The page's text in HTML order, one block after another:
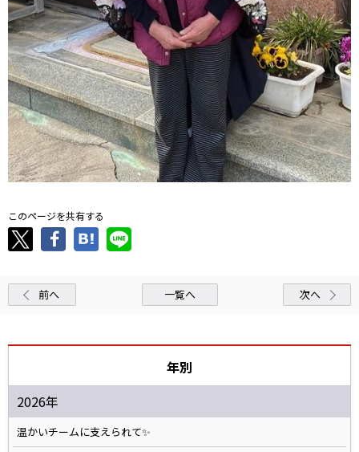
このページを共有する
前へ 一覧へ 次へ
年別
2026年
温かいチームに支えられて✨️